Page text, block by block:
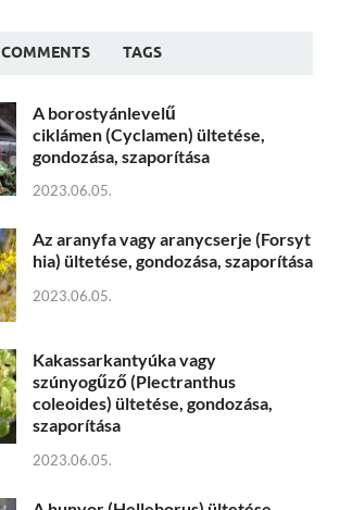
COMMENTS TAGS
A borostyánlevelű
ciklámen (Cyclamen) ültetése,
gondozása, szaporítása
2023.06.05.
Az aranyfa vagy aranycserje (Forsyt
hia) ültetése, gondozása, szaporítása
2023.06.05.
Kakassarkantyúka vagy
szúnyogűző (Plectranthus
coleoides) ültetése, gondozása,
szaporítása
2023.06.05.